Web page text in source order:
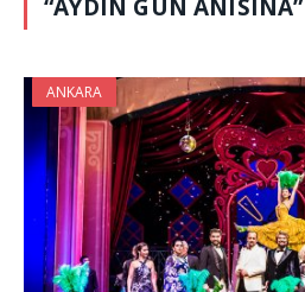
“AYDIN GÜN ANISINA”
ANKARA